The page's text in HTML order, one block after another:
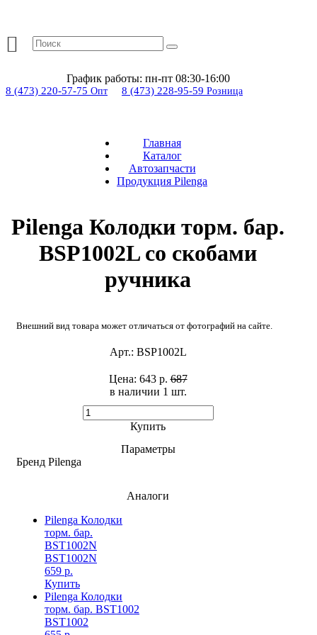
График работы: пн-пт 08:30-16:00
8 (473) 220-57-75 Опт 8 (473) 228-95-59 Розница
Главная
Каталог
Автозапчасти
Продукция Pilenga
Pilenga Колодки торм. бар.
BSP1002L со скобами
ручника
Внешний вид товара может отличаться от фотографий на сайте.
Арт.: BSP1002L
в наличии 1 шт. ​
Цена: 643 р.687
Купить
Параметры
Бренд Pilenga
Аналоги
Pilenga Колодки
торм. бар.
BST1002N
BST1002N
659 р.
Купить
Pilenga Колодки
торм. бар. BST1002
BST1002